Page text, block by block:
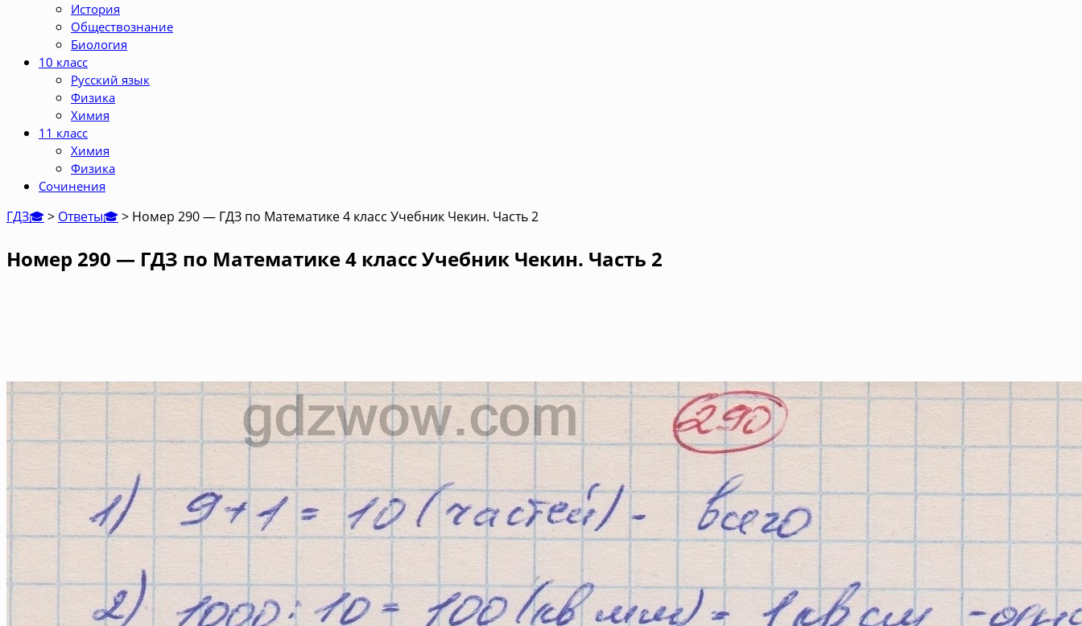
История
Обществознание
Биология
10 класс
Русский язык
Физика
Химия
11 класс
Химия
Физика
Сочинения
ГДЗ🎓> Ответы🎓> Номер 290 — ГДЗ по Математике 4 класс Учебник Чекин. Часть 2
Номер 290 — ГДЗ по Математике 4 класс Учебник Чекин. Часть 2